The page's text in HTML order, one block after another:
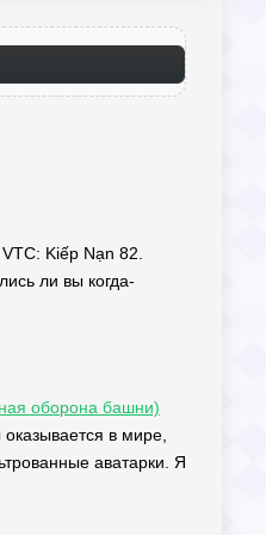
Kiếp Nạn 82.
ли вы когда-
оборона башни)
в мире,
аватарки. Я